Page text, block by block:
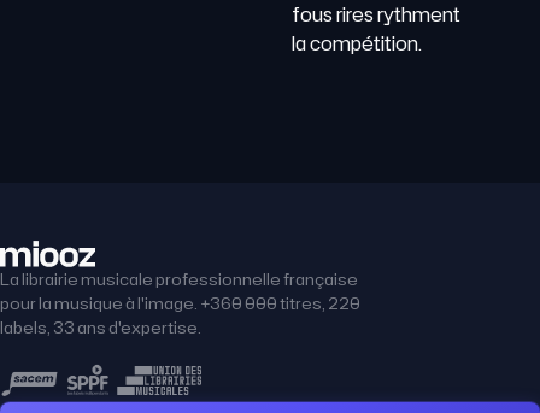
fous rires rythment
la compétition.
La librairie musicale professionnelle française
pour la musique à l'image. +360 000 titres, 220
labels, 33 ans d'expertise.